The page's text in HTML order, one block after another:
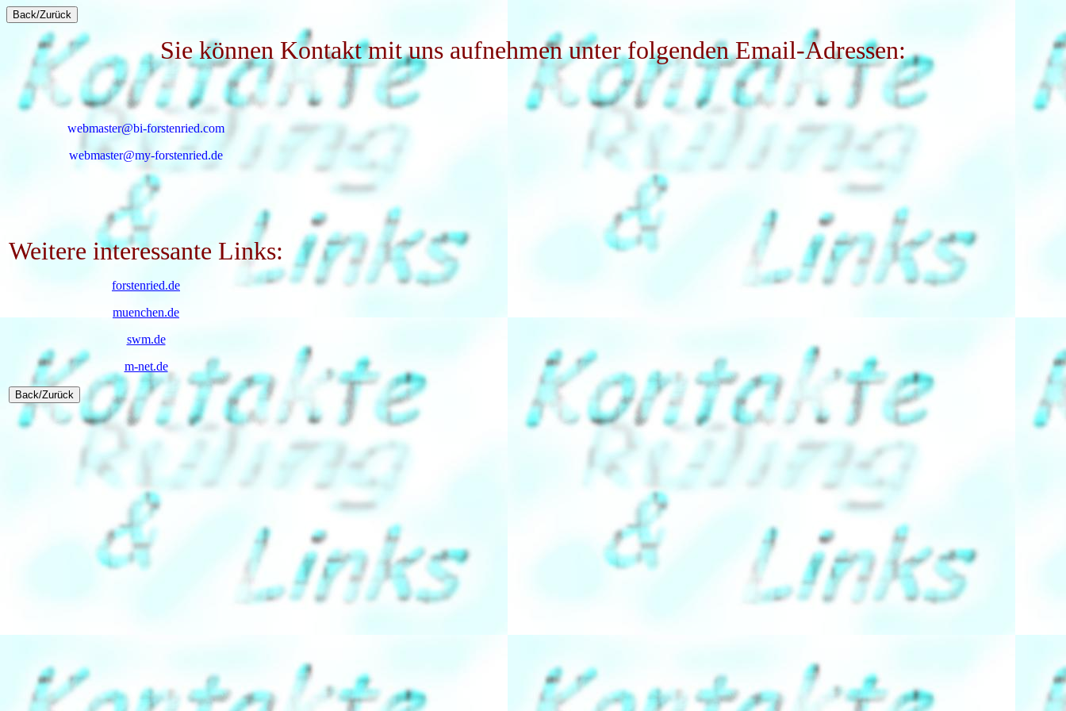
Sie können Kontakt mit uns aufnehmen unter folgenden Email-Adressen:
webmaster@bi-forstenried.com
webmaster@my-forstenried.de
Weitere interessante Links:
forstenried.de
muenchen.de
swm.de
m-net.de